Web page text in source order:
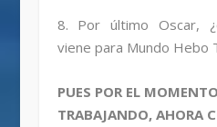
8. Por último Oscar,
viene para Mundo Hebo
PUES POR EL
TRABAJANDO, AHORA